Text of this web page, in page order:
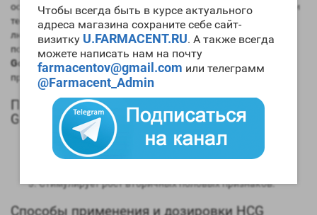
Чтобы всегда быть в курсе актуального
адреса магазина сохраните себе сайт-
визитку U.FARMACENT.RU. А также всегда
можете написать нам на почту
farmacentov@gmail.com или телеграмм
@Farmacent_Admin
основной задачей является поддержание работоспособности
тестикул во время применения стероидов. Как известно,
любой анаболик в разной степени обладает способностью
подавлять работу гипофизарной дуги. Используя
Gonadotropin GSSLabдля ПКТ можно избежать серьезных
проблем со здоровьем.
Положительный эффекты HCG Gonadotropin
GSSLab
Стимулирует работоспособность тестикул;
Предотвращает прекращение секреции мужского
Стимулирует рост вторичных половых признаков.
Способы применения и дозировки HCG